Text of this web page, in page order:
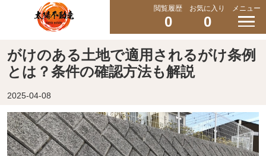
閲覧履歴
0
お気に入り
0
メニュー
がけのある土地で適用されるがけ条例
とは？条件の確認方法も解説
2025-04-08